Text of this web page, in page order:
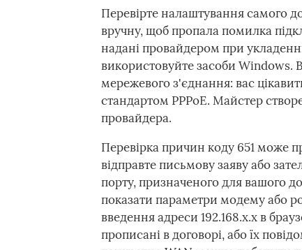
Перевірте налаштування самого
вручну, щоб пропала помилка
надані провайдером при
використовуйте засоби Windows.
мережевого з'єднання: вас
стандартом PPPoE. Майстер
провайдера.
Перевірка причин коду 651 може
відправте письмову заяву або
порту, призначеного для вашого
показати параметри модему або
введення адреси 192.168.x.x в
прописані в договорі, або їх